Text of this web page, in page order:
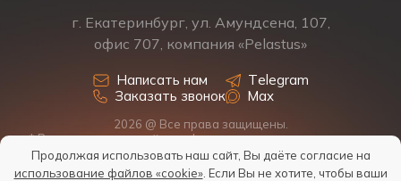
г. Екатеринбург, ул. Амундсена, 107,
офис 707, компания «Pelastus»
Написать нам
Заказать звонок
Telegram
Max
2026 @ Все права защищены.
* Размещенная на сайте информация о товарах и ценах не
является офертой, наличие, стоимость, условия поставки
обсуждаются индивидуально у менеджеров.
Продолжая использовать наш сайт, Вы даёте согласие на
использование файлов «cookie». Если Вы не хотите, чтобы ваши